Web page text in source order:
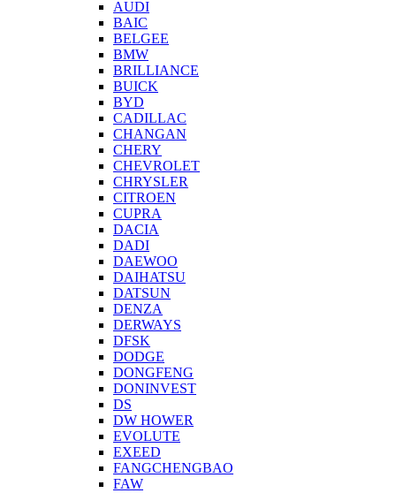
AUDI
BAIC
BELGEE
BMW
BRILLIANCE
BUICK
BYD
CADILLAC
CHANGAN
CHERY
CHEVROLET
CHRYSLER
CITROEN
CUPRA
DACIA
DADI
DAEWOO
DAIHATSU
DATSUN
DENZA
DERWAYS
DFSK
DODGE
DONGFENG
DONINVEST
DS
DW HOWER
EVOLUTE
EXEED
FANGCHENGBAO
FAW